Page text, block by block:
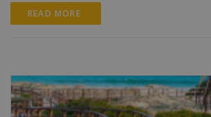
READ MORE